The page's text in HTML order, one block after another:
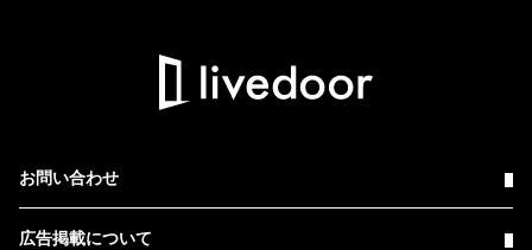
お問い合わせ
広告掲載について